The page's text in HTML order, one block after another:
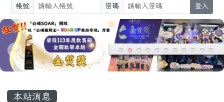
帳號 密碼 登入
本站消息